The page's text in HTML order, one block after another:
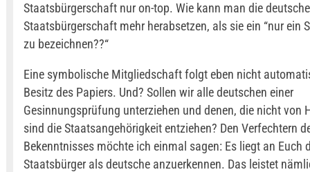
Staatsbürgerschaft nur on-top. Wie kann man die deutsche
Staatsbürgerschaft mehr herabsetzen, als sie ein “nur ein
zu bezeichnen??“
Eine symbolische Mitgliedschaft folgt eben nicht
Besitz des Papiers. Und? Sollen wir alle deutschen einer
Gesinnungsprüfung unterziehen und denen, die nicht von
sind die Staatsangehörigkeit entziehen? Den Verfechtern
Bekenntnisses möchte ich einmal sagen: Es liegt an Euch
Staatsbürger als deutsche anzuerkennen. Das leistet